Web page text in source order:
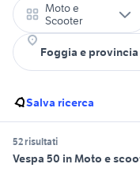
Moto e
Scooter
Salva ricerca
52 risultati
Vespa 50 in Moto e